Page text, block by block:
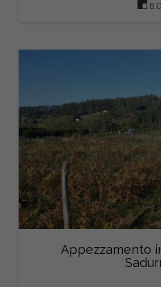
Appezzamento